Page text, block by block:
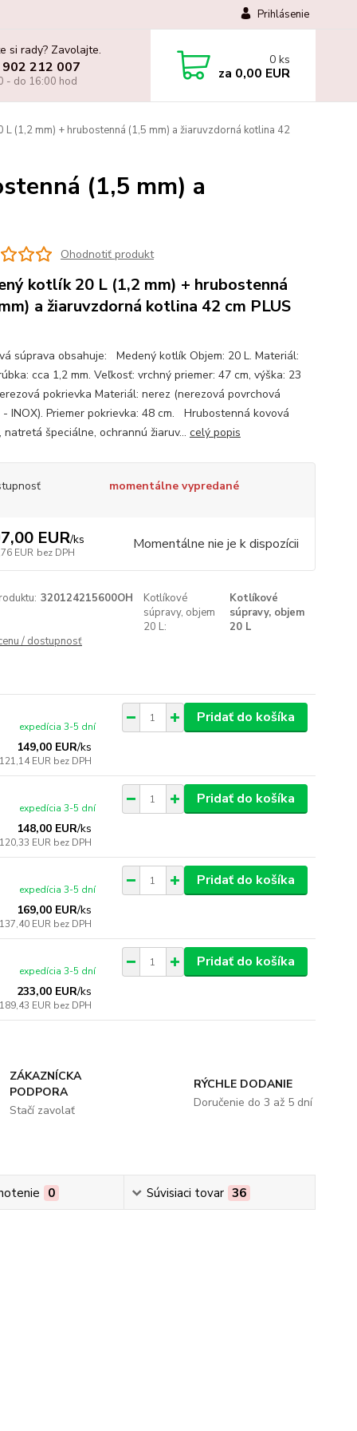
Prihlásenie
si rady? Zavolajte.
212 007
- do 16:00 hod
0 ks
za 0,00 EUR
L (1,2 mm) + hrubostenná (1,5 mm) a žiaruvzdorná kotlina 42
(1,5 mm) a
Ohodnotiť produkt
kotlík 20 L (1,2 mm) + hrubostenná
a žiaruvzdorná kotlina 42 cm PLUS
súprava obsahuje: Medený kotlík Objem: 20 L. Materiál:
cca 1,2 mm. Veľkosť: vrchný priemer: 47 cm, výška: 23
pokrievka Materiál: nerez (nerezová povrchová
INOX). Priemer pokrievka: 48 cm. Hrubostenná kovová
natretá špeciálne, ochrannú žiaruv... celý popis
momentálne vypredané
EUR/ks
EUR bez DPH Momentálne nie je k dispozícii
320124215600OH
Kotlíkové
súpravy, objem
20 L:
Kotlíkové
súpravy, objem
20 L
/ dostupnosť
149,00 EUR/ks
121,14 EUR bez DPH
expedícia 3-5 dní
Pridať do košíka
148,00 EUR/ks
120,33 EUR bez DPH
expedícia 3-5 dní
Pridať do košíka
169,00 EUR/ks
137,40 EUR bez DPH
expedícia 3-5 dní
Pridať do košíka
233,00 EUR/ks
189,43 EUR bez DPH
expedícia 3-5 dní
Pridať do košíka
ZÁKAZNÍCKA
PODPORA
Stačí zavolať
RÝCHLE DODANIE
Doručenie do 3 až 5 dní
0 Súvisiaci tovar 36